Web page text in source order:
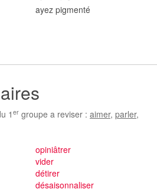
ayez pigmenté
1 er groupe a reviser : aimer, parler,
opiniâtrer
vider
détirer
désaisonnaliser